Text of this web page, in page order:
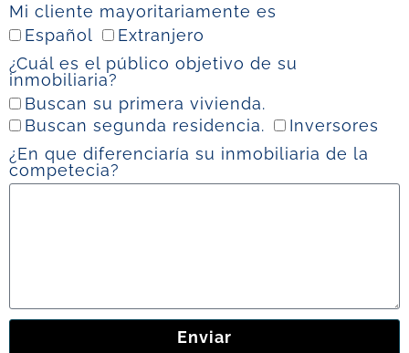
Mi cliente mayoritariamente es
Español
Extranjero
¿Cuál es el público objetivo de su
inmobiliaria?
Buscan su primera vivienda.
Buscan segunda residencia.
Inversores
¿En que diferenciaría su inmobiliaria de la
competecia?
Enviar